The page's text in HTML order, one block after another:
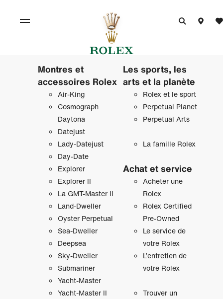
Montres et
accessoires Rolex
Air‑King
Cosmograph
Daytona
Datejust
Lady‑Datejust
Day‑Date
Explorer
Explorer II
La GMT‑Master II
Land-Dweller
Oyster Perpetual
Sea-Dweller
Deepsea
Sky‑Dweller
Submariner
Yacht‑Master
Yacht‑Master II
Les sports, les
arts et la planète
Rolex et le sport
Perpetual Planet
Perpetual Arts
La famille Rolex
Achat et service
Acheter une
Rolex
Rolex Certified
Pre-Owned
Le service de
votre Rolex
L’entretien de
votre Rolex
Trouver un